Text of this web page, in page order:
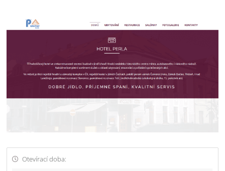
Otevírací doba: